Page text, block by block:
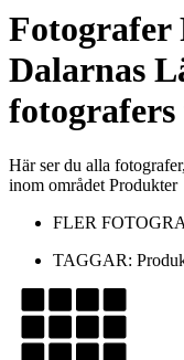
Fotografer
Dalarnas
Här ser du alla
inom området Produkter
FLER
TAGGAR: